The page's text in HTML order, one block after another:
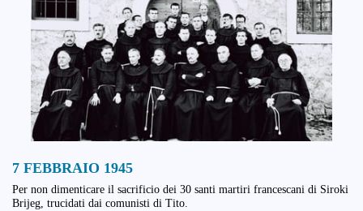
7 FEBBRAIO 1945
Per non dimenticare il sacrificio dei 30 santi martiri francescani di Siroki
Brijeg, trucidati dai comunisti di Tito.